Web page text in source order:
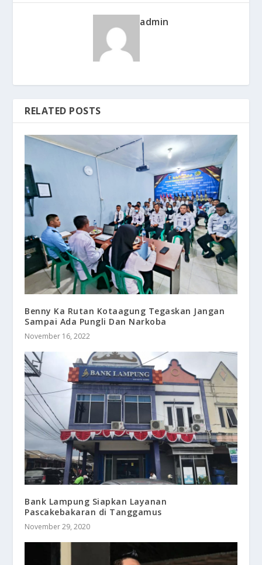
admin
RELATED POSTS
Benny Ka Rutan Kotaagung Tegaskan Jangan
Sampai Ada Pungli Dan Narkoba
November 16, 2022
Bank Lampung Siapkan Layanan
Pascakebakaran di Tanggamus
November 29, 2020